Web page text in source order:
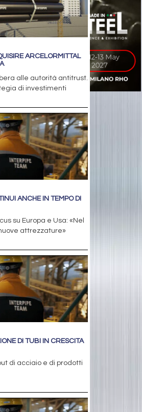
ARCELORMITTAL
alle autorità antitrust.
di investimenti
ANCHE IN TEMPO DI
su Europa e Usa: «Nel
attrezzature»
DI TUBI IN CRESCITA
di acciaio e di prodotti